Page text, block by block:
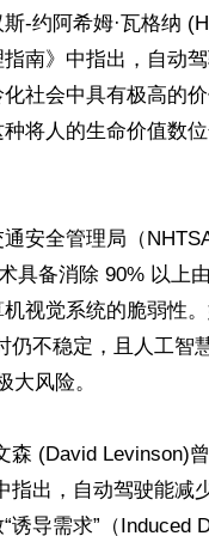
-约阿希姆·瓦格纳
南》中指出，自动
社会中具有极高的
将人的生命价值数
安全管理局（
具备消除 90% 以上
视觉系统的脆弱性
仍不稳定，且人工智
大风险。
森 (David Levinson)
指出，自动驾驶能减
导需求”（Induced